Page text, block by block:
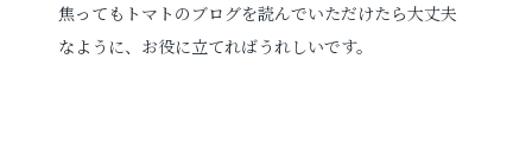
焦ってもトマトのブログを読んでいただけたら大丈夫
なように、お役に立てればうれしいです。